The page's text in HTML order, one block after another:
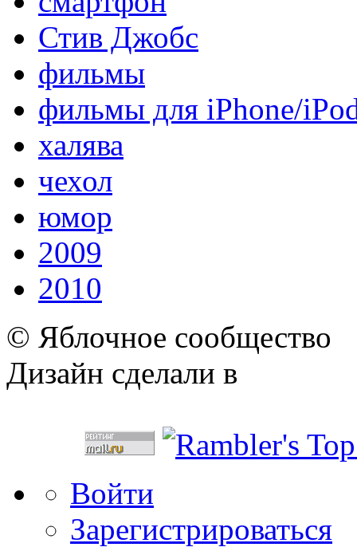
Стив Джобс
фильмы
фильмы для iPhone/
халява
чехол
юмор
2009
2010
© Яблочное сообщество
Дизайн сделали в
Войти
Зарегистрироваться